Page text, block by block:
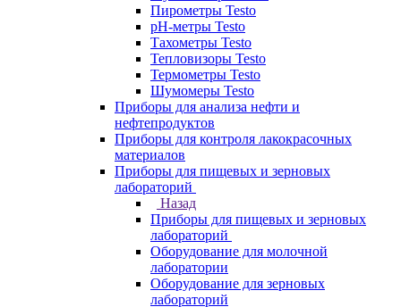
Пирометры Testo
pH-метры Testo
Тахометры Testo
Тепловизоры Testo
Термометры Testo
Шумомеры Testo
Приборы для анализа нефти и
нефтепродуктов
Приборы для контроля лакокрасочных
материалов
Приборы для пищевых и зерновых
лабораторий
Назад
Приборы для пищевых и зерновых
лабораторий
Оборудование для молочной
лаборатории
Оборудование для зерновых
лабораторий